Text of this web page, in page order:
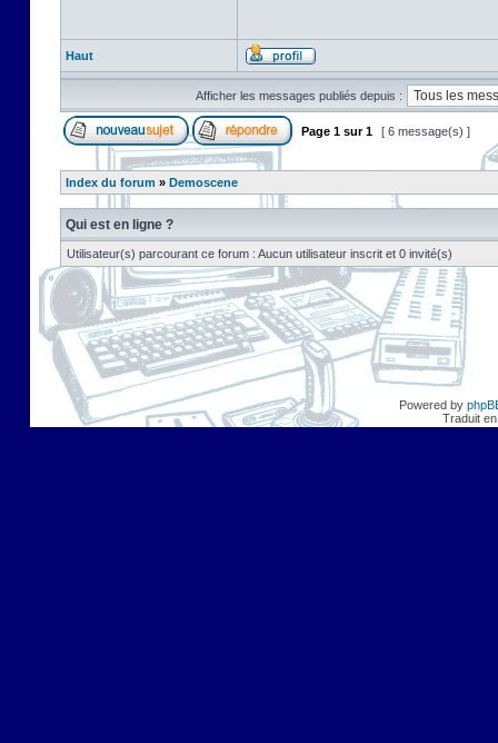
Haut
Afficher les messages publiés depuis :
Page 1 sur1 [ 6 message(s) ]
Index du forum » Demoscene
Qui est en ligne ?
Utilisateur(s) parcourant ce forum : Aucun utilisateur inscrit et 0 invité(s)
Powered by
Traduit